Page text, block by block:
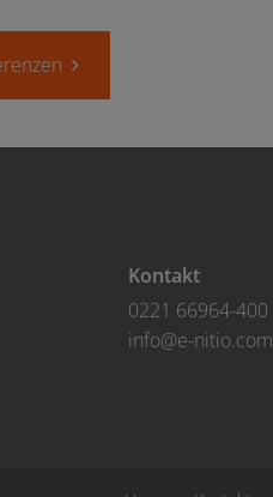
Kontakt
0221 66964-400
info@e-nitio.com